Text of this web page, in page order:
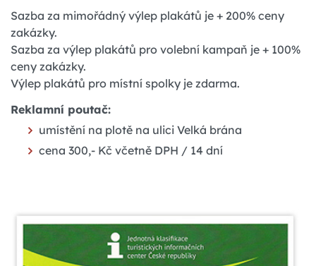
Sazba za mimořádný výlep plakátů je + 200% ceny
zakázky.
Sazba za výlep plakátů pro volební kampaň je + 100%
ceny zakázky.
Výlep plakátů pro místní spolky je zdarma.
Reklamní poutač:
umístění na plotě na ulici Velká brána
cena 300,- Kč včetně DPH / 14 dní